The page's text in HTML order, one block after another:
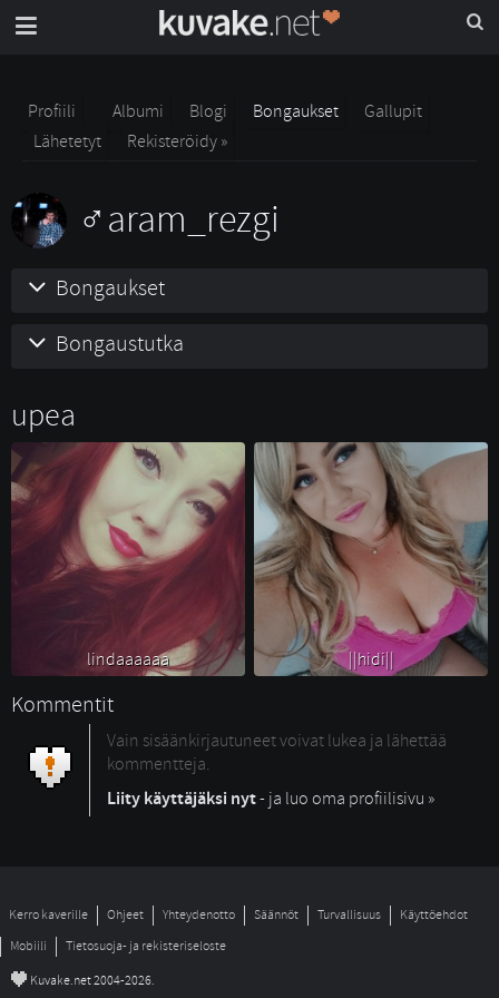
Profiili Albumi Blogi Bongaukset
Gallupit
Lähetetyt
Rekisteröidy »
aram_rezgi
Bongaukset
Bongaustutka
upea
lindaaaaaa ||hidi||
Kommentit
Vain sisäänkirjautuneet voivat lukea ja lähettää
kommentteja.
Liity käyttäjäksi nyt- ja luo oma profiilisivu »
Kerro kaverille Ohjeet Yhteydenotto Säännöt Turvallisuus
Käyttöehdot
Mobiili
Tietosuoja- ja rekisteriseloste
© Kuvake.net 2004-2026.